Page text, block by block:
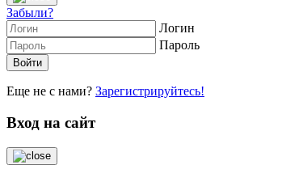
Забыли?
Логин
Пароль
Еще не с нами? Зарегистрируйтесь!
Вход на сайт